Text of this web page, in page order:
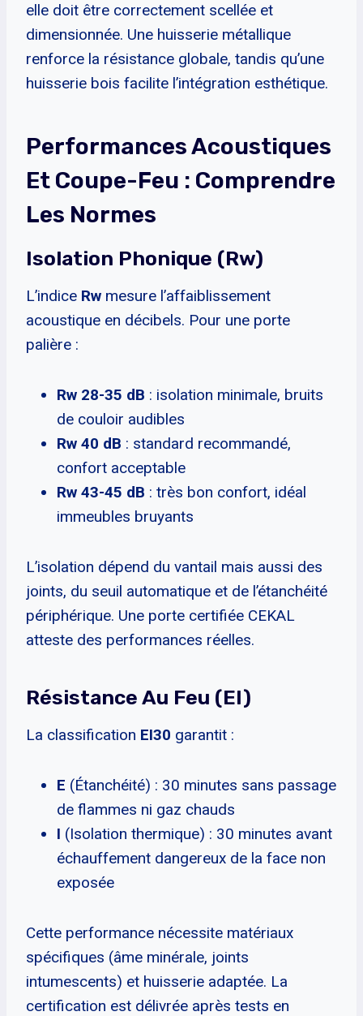
elle doit être correctement scellée et
dimensionnée. Une huisserie métallique
renforce la résistance globale, tandis qu’une
huisserie bois facilite l’intégration esthétique.
Performances Acoustiques
Et Coupe-Feu : Comprendre
Les Normes
Isolation Phonique (Rw)
L’indice Rw mesure l’affaiblissement
acoustique en décibels. Pour une porte
palière :
Rw 28-35 dB : isolation minimale, bruits
de couloir audibles
Rw 40 dB : standard recommandé,
confort acceptable
Rw 43-45 dB : très bon confort, idéal
immeubles bruyants
L’isolation dépend du vantail mais aussi des
joints, du seuil automatique et de l’étanchéité
périphérique. Une porte certifiée CEKAL
atteste des performances réelles.
Résistance Au Feu (EI)
La classification EI30 garantit :
E (Étanchéité) : 30 minutes sans passage
de flammes ni gaz chauds
I (Isolation thermique) : 30 minutes avant
échauffement dangereux de la face non
exposée
Cette performance nécessite matériaux
spécifiques (âme minérale, joints
intumescents) et huisserie adaptée. La
certification est délivrée après tests en